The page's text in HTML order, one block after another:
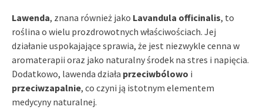
Lawenda, znana również jako Lavandula officinalis, to
roślina o wielu prozdrowotnych właściwościach. Jej
działanie uspokajające sprawia, że jest niezwykle cenna w
aromaterapii oraz jako naturalny środek na stres i napięcia.
Dodatkowo, lawenda działa przeciwbólowo i
przeciwzapalnie, co czyni ją istotnym elementem
medycyny naturalnej.